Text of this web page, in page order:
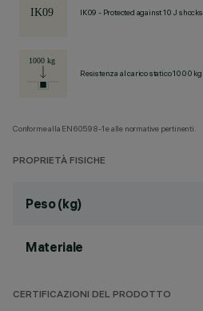
IK09 - Protected against 10 J shocks
Resistenza al carico statico 1000 kg
Conforme alla EN60598-1 e alle normative pertinenti.
PROPRIETÀ FISICHE
Peso (kg)
Materiale
CERTIFICAZIONI DEL PRODOTTO